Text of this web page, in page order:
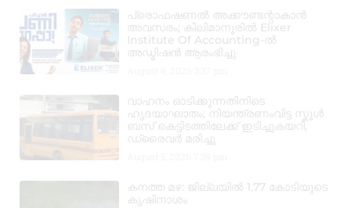
പ്രൊഫഷണൽ അക്കൗണ്ടന്റാകാൻ
അവസരം; കിലിമാനൂരിൽ Elixer
Institute Of Accounting-ൽ
അഡ്മിഷൻ ആരംഭിച്ചു
വാഹനം ഓടിക്കുന്നതിനിടെ
ഹൃദയാഘാതം; നിയന്ത്രണംവിട്ട സ്കൂൾ
ബസ് കെട്ടിടത്തിലേക്ക് ഇടിച്ചുകയറി,
ഡ്രൈവർ മരിച്ചു
കനത്ത മഴ: ജില്ലയിൽ 1.77 കോടിയുടെ
കൃഷിനാശം